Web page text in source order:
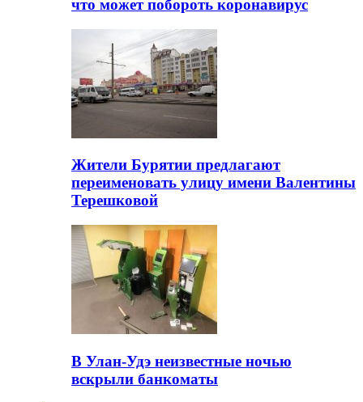
что может побороть коронавирус
Жители Бурятии предлагают
переименовать улицу имени Валентины
Терешковой
В Улан-Удэ неизвестные ночью
вскрыли банкоматы